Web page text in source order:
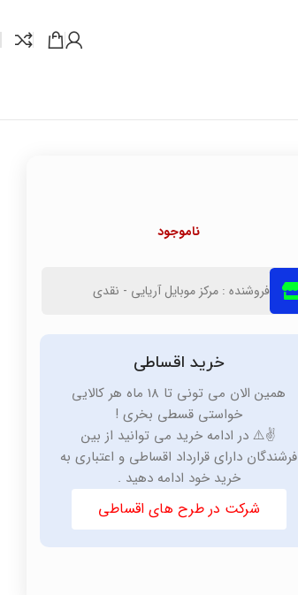
ناموجود
فروشنده : مرکز موبایل آریایی - نقدی
خرید اقساطی
همین الان می تونی تا 18 ماه هر کالایی
خواستی قسطی بخری !
✌️⚠️ در ادامه خرید می توانید از بین
فرشندگان دارای قرارداد اقساطی و اعتباری به
خرید خود ادامه دهید .
شرکت در طرح های اقساطی